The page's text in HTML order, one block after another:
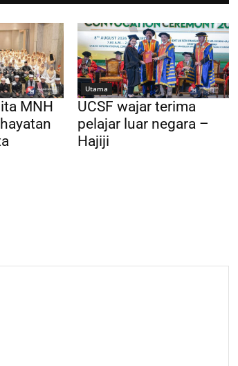
MNH
Utama
UCSF wajar terima
pelajar luar negara –
Hajiji